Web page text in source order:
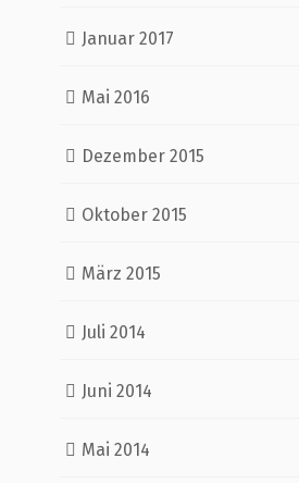
Januar 2017
Mai 2016
Dezember 2015
Oktober 2015
März 2015
Juli 2014
Juni 2014
Mai 2014